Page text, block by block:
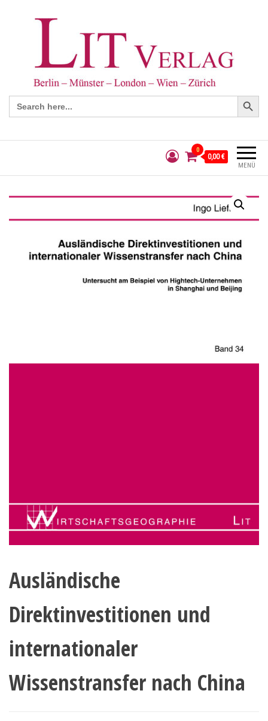
Search
for:
Search Button
MENÜ
0
0,00 €
Ausländische
Direktinvestitionen und
internationaler
Wissenstransfer nach China